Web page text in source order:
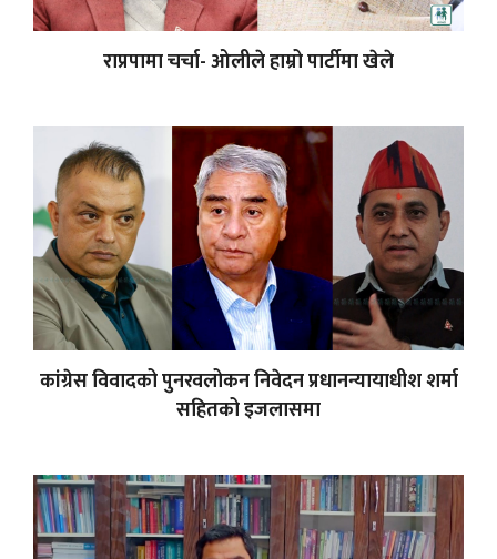
राप्रपामा चर्चा- ओलीले हाम्रो पार्टीमा खेले
कांग्रेस विवादको पुनरवलोकन निवेदन प्रधानन्यायाधीश शर्मा
सहितको इजलासमा